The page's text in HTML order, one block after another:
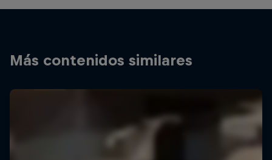
Más contenidos similares